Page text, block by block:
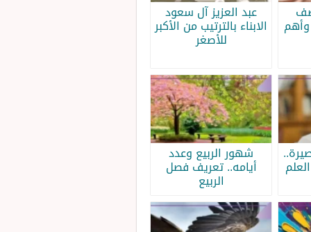
عبد العزيز آل سعود
الابناء بالترتيب من الأكبر
للأصغر
شهور الربيع وعدد
أيامه.. تعريف فصل
الربيع